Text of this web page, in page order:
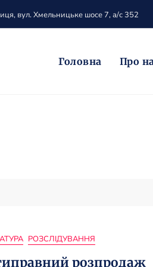
вул. Хмельницьке шосе 7, а/с 352
Головна Про
РОЗСЛІДУВАННЯ
розпродаж